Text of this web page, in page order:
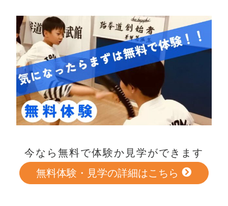
今なら無料で体験か見学ができます
無料体験・見学の詳細はこちら